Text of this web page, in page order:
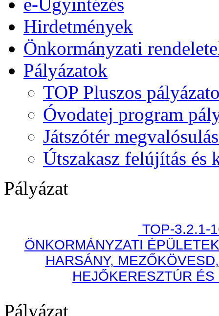
Hirdetmények
Önkormányzati
Pályázatok
TOP Pluszos
Óvodatej program
Játszótér
Útszakasz felújítás és
Pályázat
TOP-3.2.1-
ÖNKORMÁNYZATI
HARSÁNY,
HEJŐKERESZTÚR
Pályázat